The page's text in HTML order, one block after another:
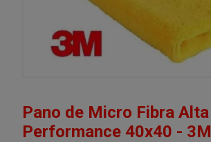
Pano de Micro Fibra Alta
Performance 40x40 - 3M